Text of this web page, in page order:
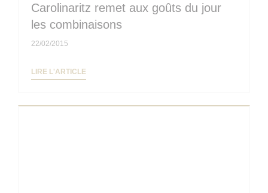
Carolinaritz remet aux goûts du jour
les combinaisons
22/02/2015
LIRE L'ARTICLE